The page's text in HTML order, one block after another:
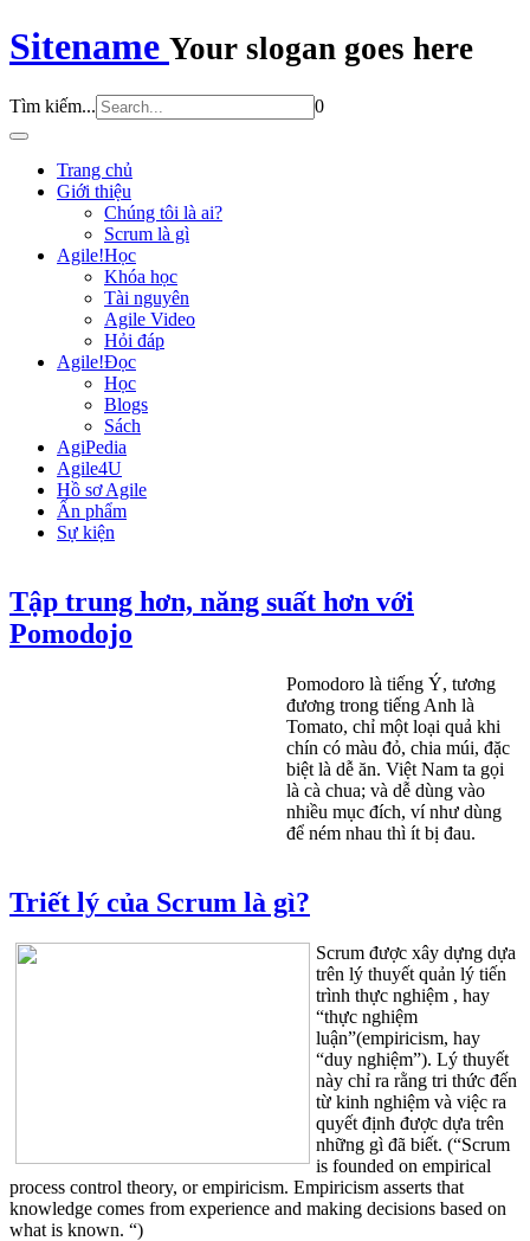
Sitename Your slogan goes here
Tìm kiếm... 0
Trang chủ
Giới thiệu
Chúng tôi là ai?
Scrum là gì
Agile!Học
Khóa học
Tài nguyên
Agile Video
Hỏi đáp
Agile!Đọc
Học
Blogs
Sách
AgiPedia
Agile4U
Hồ sơ Agile
Ấn phẩm
Sự kiện
Tập trung hơn, năng suất hơn với
Pomodojo
Pomodoro là tiếng Ý, tương
đương trong tiếng Anh là
Tomato, chỉ một loại quả khi
chín có màu đỏ, chia múi, đặc
biệt là dễ ăn. Việt Nam ta gọi
là cà chua; và dễ dùng vào
nhiều mục đích, ví như dùng
để ném nhau thì ít bị đau.
Triết lý của Scrum là gì?
Scrum được xây dựng dựa
trên lý thuyết quản lý tiến
trình thực nghiệm , hay
“thực nghiệm
luận”(empiricism, hay
“duy nghiệm”). Lý thuyết
này chỉ ra rằng tri thức đến
từ kinh nghiệm và việc ra
quyết định được dựa trên
những gì đã biết. (“Scrum
is founded on empirical
process control theory, or empiricism. Empiricism asserts that
knowledge comes from experience and making decisions based on
what is known. “)